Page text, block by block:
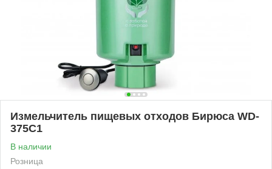
Измельчитель пищевых отходов Бирюса WD-
375C1
В наличии
Розница